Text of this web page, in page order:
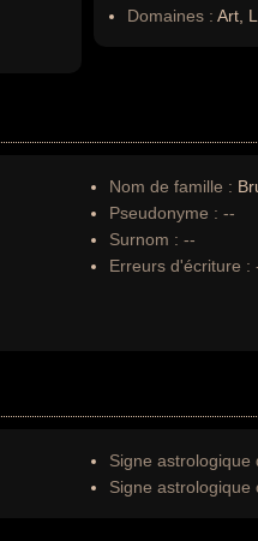
Domaines : Art,
Nom de famille :
Pseudonyme : --
Surnom : --
Erreurs d'écriture :
Signe astrologique
Signe astrologique